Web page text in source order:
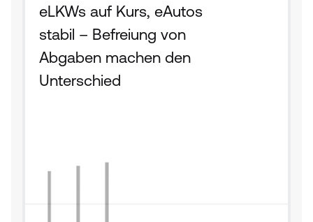
eLKWs auf Kurs, eAutos
stabil – Befreiung von
Abgaben machen den
Unterschied